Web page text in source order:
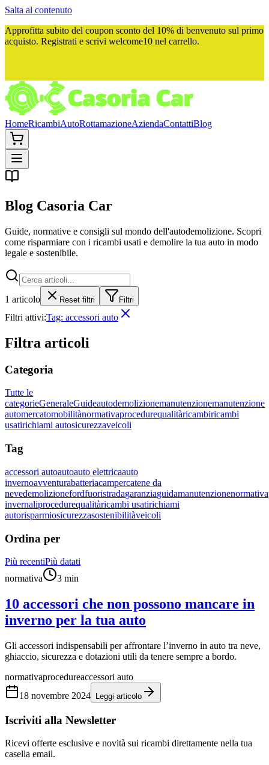
Salta al contenuto
Approfitta subito del coupon sconto del 10% di benvenuto sul primo
acquisto. Registrati e scrivi welcome10 nel carrello.
HomeRicambiAutoRottamazioneAziendaContattiBlog
Blog Casoria Car
Guide, normative e consigli sul mondo dell'autodemolizione. Scopri
come risparmiare con i ricambi usati e demolire la tua auto in modo
legale e sostenibile.
1 articolo Reset filtri Filtri
Filtri attivi:Tag: accessori auto
Filtra articoli
Categoria
Tutte le
categorieGeneraleGuideautodemolizionemanutenzionemanutenzione
automercatomobilitànormativaprocedurequalitàricambiricambi
usatirichiami autosicurezzaveicoli
Tag
accessori autoautoauto elettricaauto
invernoavventurabatteriacampercatene da
nevedemolizionefordfuoristradagaranziaguidamanutenzionenormativa
invernaliprocedurequalitàricambi usatirichiami
autorisparmiosicurezzasostenibilitàveicoli
Ordina per
Più recentiPiù datati
normativa
3 min
10 accessori che non possono mancare in
inverno per la tua auto
Gli accessori indispensabili per affrontare l’inverno in auto tra neve,
ghiaccio, sicurezza e dotazioni utili da tenere sempre a bordo.
normativaprocedureaccessori auto
18 novembre 2024
Leggi articolo
Iscriviti alla Newsletter
Ricevi offerte esclusive e novità sui ricambi direttamente nella tua
casella email.